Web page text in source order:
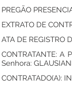
PREGÃO
EXTRATO DE
ATA DE REGISTRO
CONTRATANTE: A
Senhora:
CONTRATADO(A):